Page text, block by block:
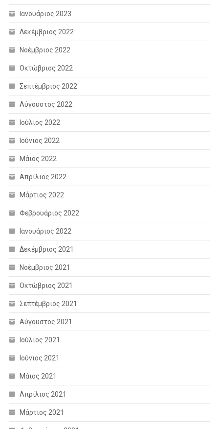
Ιανουάριος 2023
Δεκέμβριος 2022
Νοέμβριος 2022
Οκτώβριος 2022
Σεπτέμβριος 2022
Αύγουστος 2022
Ιούλιος 2022
Ιούνιος 2022
Μάιος 2022
Απρίλιος 2022
Μάρτιος 2022
Φεβρουάριος 2022
Ιανουάριος 2022
Δεκέμβριος 2021
Νοέμβριος 2021
Οκτώβριος 2021
Σεπτέμβριος 2021
Αύγουστος 2021
Ιούλιος 2021
Ιούνιος 2021
Μάιος 2021
Απρίλιος 2021
Μάρτιος 2021